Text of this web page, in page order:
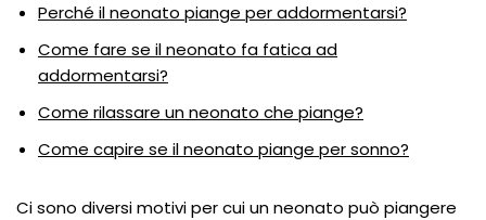
Perché il neonato piange per addormentarsi?
Come fare se il neonato fa fatica ad
addormentarsi?
Come rilassare un neonato che piange?
Come capire se il neonato piange per sonno?
Ci sono diversi motivi per cui un neonato può piangere